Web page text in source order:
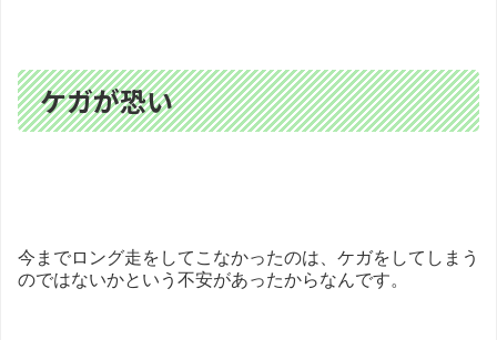
ケガが恐い
今までロング走をしてこなかったのは、ケガをしてしまう
のではないかという不安があったからなんです。